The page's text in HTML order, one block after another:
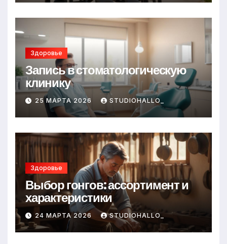
Здоровье
Запись в стоматологическую
клинику
25 МАРТА 2026 STUDIOHALLO_
Здоровье
Выбор гонгов: ассортимент и
характеристики
24 МАРТА 2026 STUDIOHALLO_